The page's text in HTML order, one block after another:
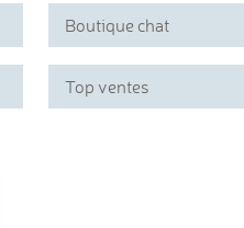
Boutique chat
Top ventes